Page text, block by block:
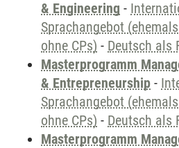
& Engineering -
Sprachangebot
ohne CPs) - Deutsch als
Masterprogramm
& Entrepreneurship -
Sprachangebot
ohne CPs) - Deutsch als
Masterprogramm